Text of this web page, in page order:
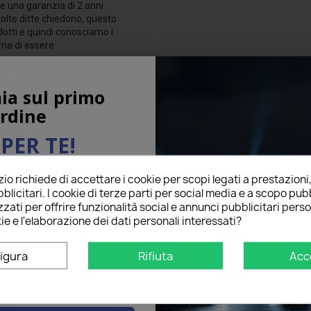
una garanzia di 2 anni
ditte chiedono, questo
e quindi conosciamo i
di essere
SEAT Toledo 3
per
Igli Mogos
richiede di accettare i cookie per scopi legati a
I cookie di terze parti per social media e a scopo
per offrire funzionalità social e annunci pubblicitari
e l'elaborazione dei dati personali interessati?
Rifiuta
sul primo
TE!
qui sotto per ricevere il
sul tuo primo ordine!